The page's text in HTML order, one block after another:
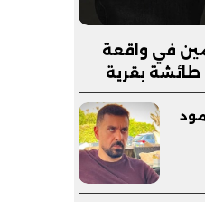
في واقعة
بقرية